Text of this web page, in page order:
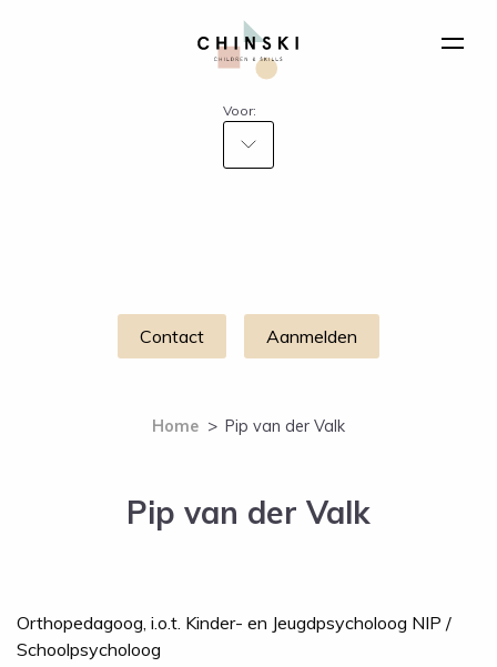
Voor:
Contact Aanmelden
Home > Pip van der Valk
Pip van der Valk
Orthopedagoog, i.o.t. Kinder- en Jeugdpsycholoog NIP /
Schoolpsycholoog